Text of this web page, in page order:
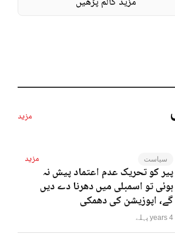
مزید
سیاست مزید
پیر کو تحریک عدم اعتماد پیش نہ
ہوئی تو اسمبلی میں دھرنا دے دیں
گے، اپوزیشن کی دھمکی
4 years پہلے